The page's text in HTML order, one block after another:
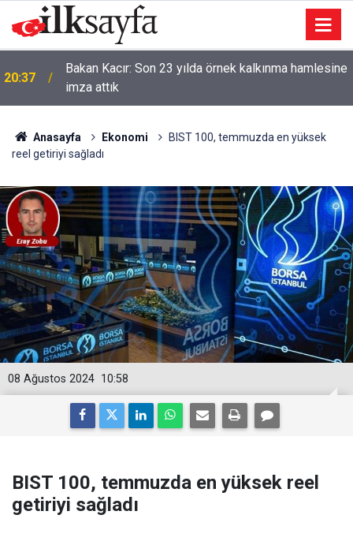
20:37
Bakan Kacır: Son 23 yılda örnek kalkınma hamlesine
imza attık
Anasayfa Ekonomi
BIST 100, temmuzda en yüksek
reel getiriyi sağladı
10:58
08 Ağustos 2024
BIST 100, temmuzda en yüksek reel
getiriyi sağladı